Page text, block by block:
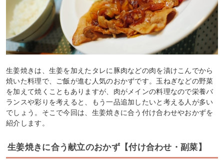
生姜焼きは、生姜を加えたタレに豚肉などの肉を漬けこんでから
焼いた料理で、ご飯が進む人気のおかずです。玉ねぎなどの野菜
を加えて焼くこともありますが、肉がメインの料理なので栄養バ
ランスや彩りを考えると、もう一品追加したいと考える人が多い
でしょう。そこで今回は、生姜焼きに合う付け合わせやおかずを
紹介します。
生姜焼きに合う献立のおかず【付け合わせ・副菜】